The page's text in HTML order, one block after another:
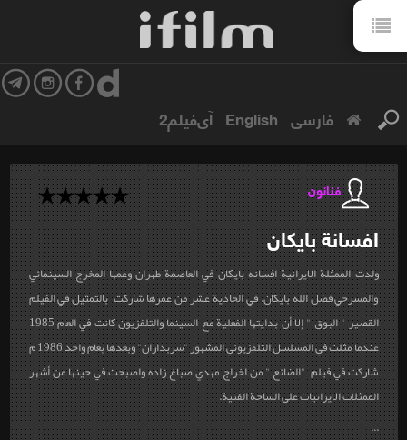
فارسی English آی‌فیلم2
فنانون
افسانةبايكان
ولدت الممثلة الايرانية افسانه بايكان في العاصمة طهران وعمها المخرج السينمائي
والمسرحي فضل الله بايكان. في الحادية عشر من عمرها شاركت بالتمثيل في الفيلم
القصير " البوق " إلا أن بدايتها الفعلية مع السينما والتلفزيون كانت في العام 1985
عندما مثلت في المسلسل التلفزيوني المشهور "سربداران" وبعدها بعام واحد 1986 م
شاركت في فيلم "الضائع " من اخراج مهدي صباغ زاده واصبحت في حينها من أشهر
الممثلات الايرانيات على الساحة الفنية.
...